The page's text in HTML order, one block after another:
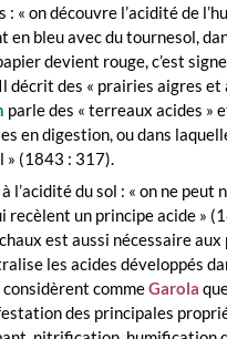
« on découvre l’acidité de
en bleu avec du tournesol,
devient rouge, c’est signe
décrit des « prairies aigres et
parle des « terreaux acides »
en digestion, ou dans
» (1843 : 317).
l’acidité du sol : « on ne peut
recèlent un principe acide »
est aussi nécessaire
les acides développés
considèrent commeGarola
des principales